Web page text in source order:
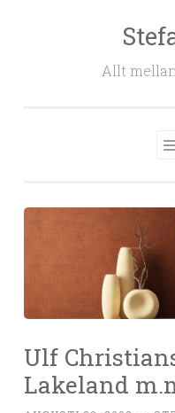
Allt
Ulf
Lakeland